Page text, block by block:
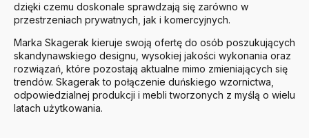
dzięki czemu doskonale sprawdzają się zarówno w
przestrzeniach prywatnych, jak i komercyjnych.
Marka Skagerak kieruje swoją ofertę do osób poszukujących
skandynawskiego designu, wysokiej jakości wykonania oraz
rozwiązań, które pozostają aktualne mimo zmieniających się
trendów. Skagerak to połączenie duńskiego wzornictwa,
odpowiedzialnej produkcji i mebli tworzonych z myślą o wielu
latach użytkowania.